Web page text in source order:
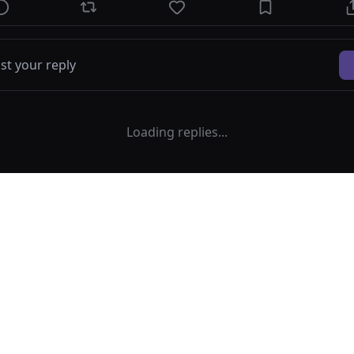
Loading replies...